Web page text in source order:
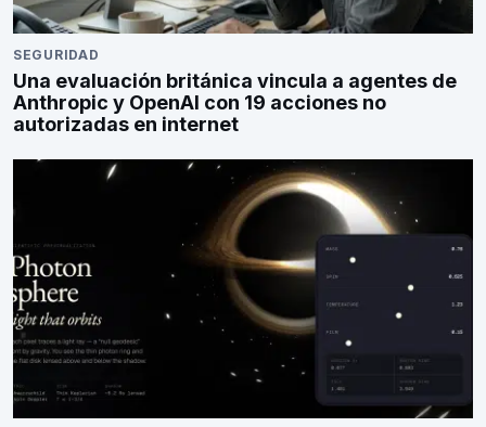
SEGURIDAD
Una evaluación británica vincula a agentes de
Anthropic y OpenAI con 19 acciones no
autorizadas en internet